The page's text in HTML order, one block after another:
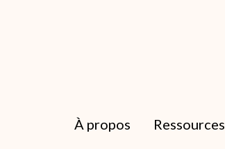
À propos Ressources